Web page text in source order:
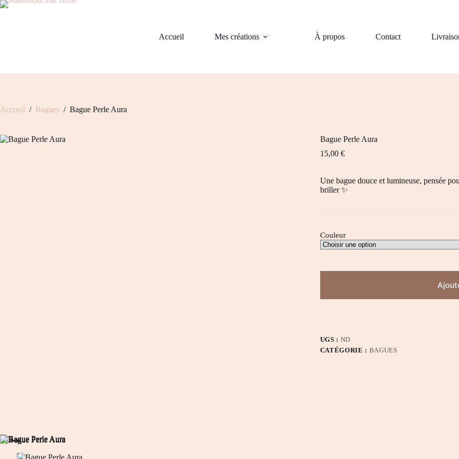
Passer
Accueil
Mes créations À propos Contact
Accueil / Bagues / Bague Perle Aura
Bague Perle Aura
15,00 €
Une bague douce et lumineuse, pensée
briller ✨
Couleur
UGS : ND
CATÉGORIE : BAGUES